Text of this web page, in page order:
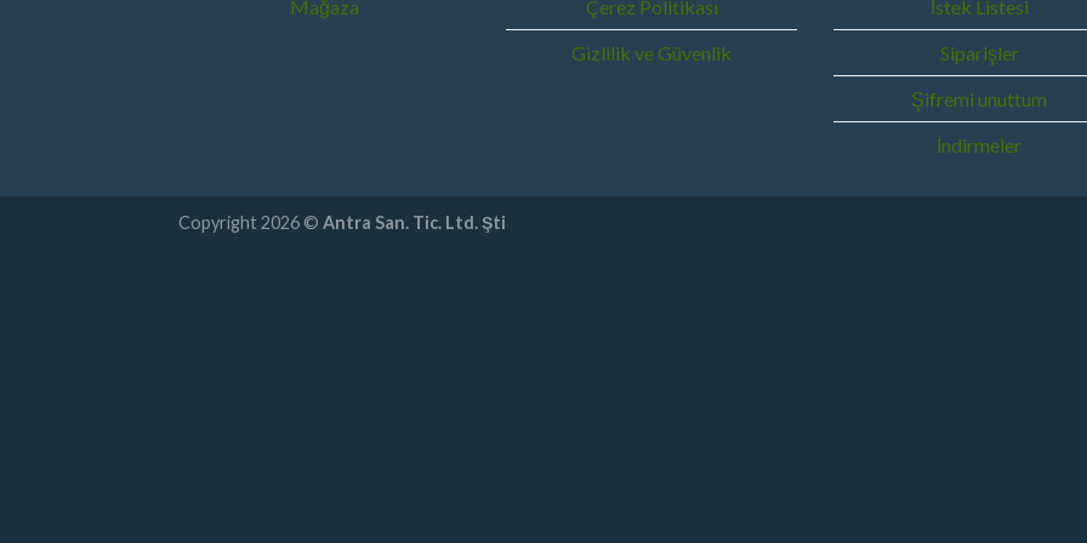
Mağaza
Çerez Politikası
Gizlilik ve Güvenlik
İstek Listesi
Siparişler
Şifremi unuttum
İndirmeler
Copyright 2026 © Antra San. Tic. Ltd. Şti